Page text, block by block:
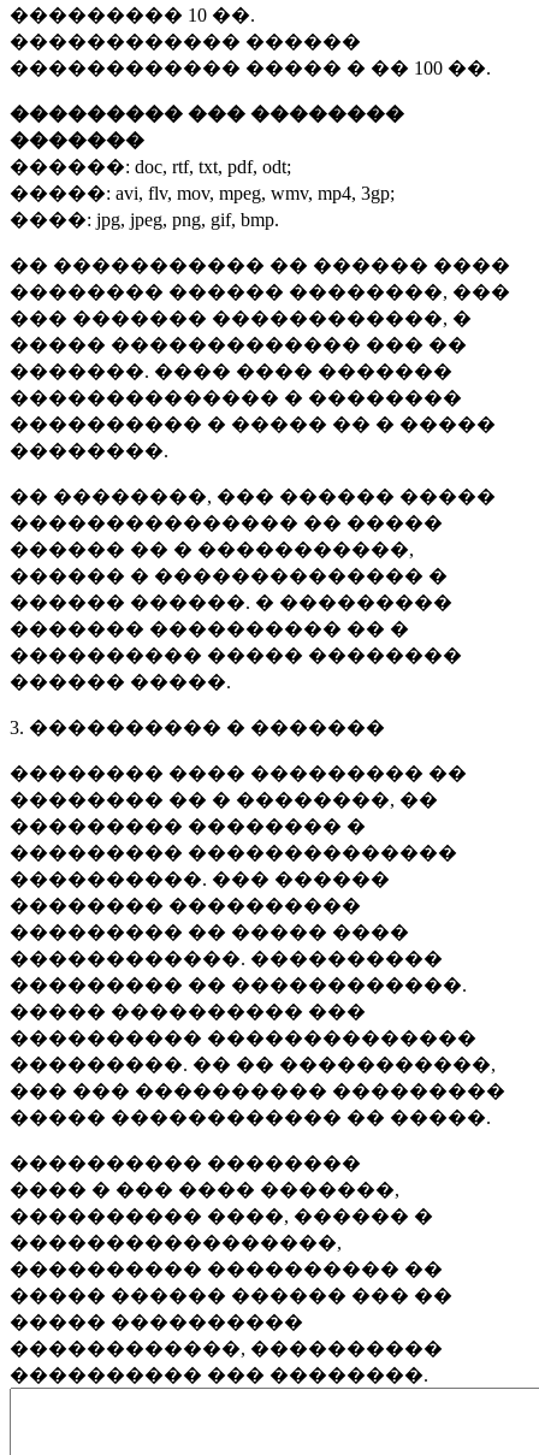
��������� 10 ��.
������������ ������
������������ ����� � �� 100 ��.
��������� ��� ��������
�������
������: doc, rtf, txt, pdf, odt;
�����: avi, flv, mov, mpeg, wmv, mp4, 3gp;
����: jpg, jpeg, png, gif, bmp.
�� ����������� �� ������ ����
�������� ������ ��������, ���
��� ������� ������������, �
����� ������������� ��� ��
�������. ���� ���� �������
�������������� � ��������
���������� � ����� �� � �����
��������.
�� ��������, ��� ������ �����
��������������� �� �����
������ �� � �����������,
������ � �������������� �
������ ������. � ���������
������� ���������� �� �
���������� ����� ��������
������ �����.
3. ���������� � �������
�������� ���� ��������� ��
�������� �� � ��������, ��
��������� �������� �
��������� ��������������
����������. ��� ������
�������� ����������
��������� �� ����� ����
������������. ����������
��������� �� ������������.
����� ���������� ���
���������� ��������������
���������. �� �� �����������,
��� ��� ���������� ���������
����� ������������ �� �����.
���������� ��������
���� � ��� ���� �������,
���������� ����, ������ �
�����������������,
���������� ���������� ��
����� ������ ������ ��� ��
����� ����������
������������, ����������
���������� ��� ��������.